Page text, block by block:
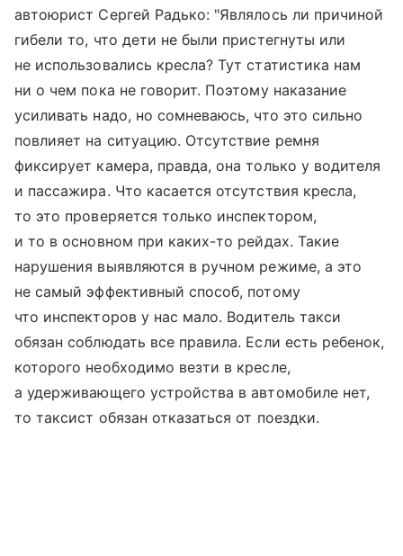
автоюрист Сергей Радько: "Являлось ли причиной
гибели то, что дети не были пристегнуты или
не использовались кресла? Тут статистика нам
ни о чем пока не говорит. Поэтому наказание
усиливать надо, но сомневаюсь, что это сильно
повлияет на ситуацию. Отсутствие ремня
фиксирует камера, правда, она только у водителя
и пассажира. Что касается отсутствия кресла,
то это проверяется только инспектором,
и то в основном при каких-то рейдах. Такие
нарушения выявляются в ручном режиме, а это
не самый эффективный способ, потому
что инспекторов у нас мало. Водитель такси
обязан соблюдать все правила. Если есть ребенок,
которого необходимо везти в кресле,
а удерживающего устройства в автомобиле нет,
то таксист обязан отказаться от поездки.